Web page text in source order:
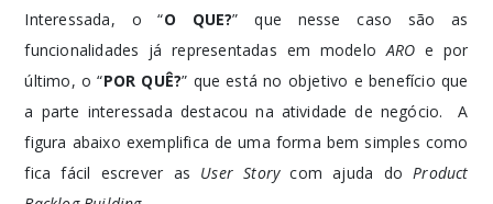
Interessada, o “O QUE?” que nesse caso são as
funcionalidades já representadas em modelo ARO e por
último, o “POR QUÊ?” que está no objetivo e benefício que
a parte interessada destacou na atividade de negócio.
A
figura abaixo exemplifica de uma forma bem simples como
fica fácil escrever as User Storycom ajuda do Product